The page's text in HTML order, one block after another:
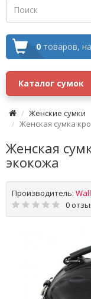
0 товаров, на
Каталог сумок
Женские сумки
Женская сумка
Женская
экокожа
Производитель:
0